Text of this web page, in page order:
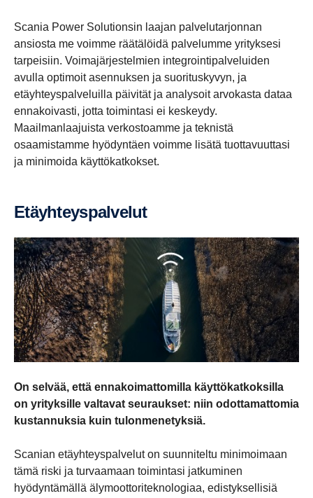
Scania Power Solutionsin laajan palvelutarjonnan
ansiosta me voimme räätälöidä palvelumme yrityksesi
tarpeisiin. Voimajärjestelmien integrointipalveluiden
avulla optimoit asennuksen ja suorituskyvyn, ja
etäyhteyspalveluilla päivität ja analysoit arvokasta dataa
ennakoivasti, jotta toimintasi ei keskeydy.
Maailmanlaajuista verkostoamme ja teknistä
osaamistamme hyödyntäen voimme lisätä tuottavuuttasi
ja minimoida käyttökatkokset.
Etäyh­teys­pal­velut
On selvää, että ennakoimattomilla käyttökatkoksilla
on yrityksille valtavat seuraukset: niin odottamattomia
kustannuksia kuin tulonmenetyksiä.
Scanian etäyhteyspalvelut on suunniteltu minimoimaan
tämä riski ja turvaamaan toimintasi jatkuminen
hyödyntämällä älymoottoriteknologiaa, edistyksellisiä